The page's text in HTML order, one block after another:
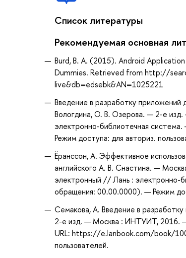
Список литературы
Рекомендуемая основная
Burd, B. A. (2015). Android
Dummies. Retrieved from http://
live&db=edsebk&AN=1025221
Введение в разработку
Вологдина, О. В. Озерова. — 2-е
электронно-библиотечная
Режим доступа: для авториз.
Ёранссон, А. Эффективное
английского А. В. Снастина. —
электронный // Лань :
обращения: 00.00.0000). — Режим
Семакова, А. Введение в
2-е изд. — Москва : ИНТУИТ, 2016.
URL: https://e.lanbook.com/book/
пользователей.